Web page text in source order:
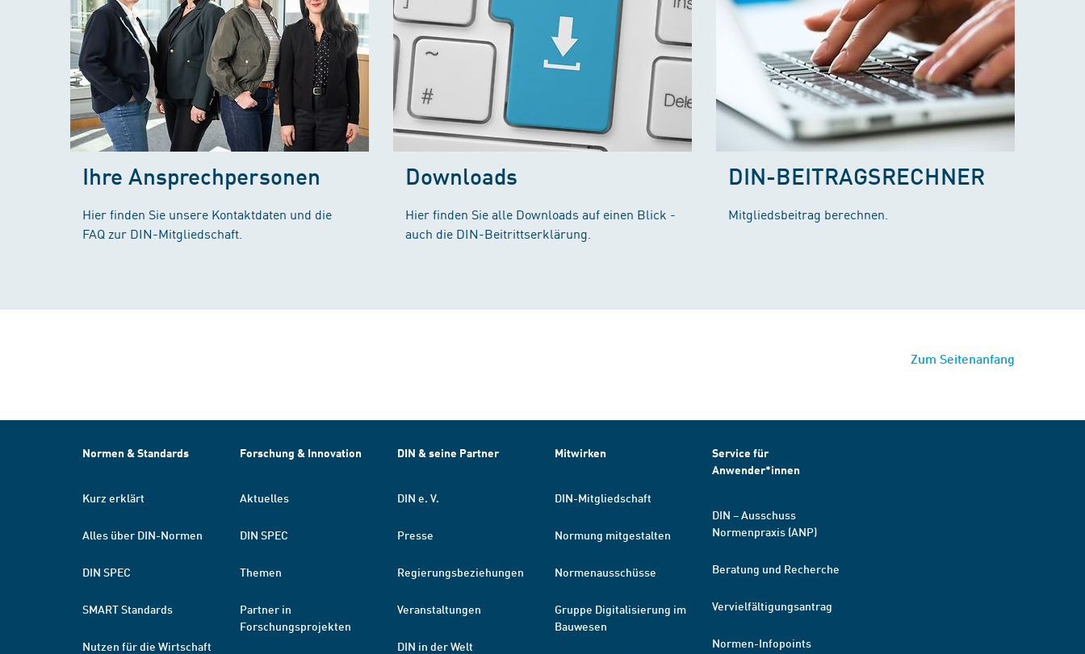
Ihre Ansprechpersonen
Hier finden Sie unsere Kontaktdaten und die
FAQ zur DIN-Mitgliedschaft.
Downloads
Hier finden Sie alle Downloads auf einen Blick -
auch die DIN-Beitrittserklärung.
DIN-BEITRAGSRECHNER
Mitgliedsbeitrag berechnen.
Zum Seitenanfang
Normen & Standards
Kurz erklärt
Alles über DIN-Normen
DIN SPEC
SMART Standards
Nutzen für die Wirtschaft
Forschung & Innovation
Aktuelles
DIN SPEC
Themen
Partner in
Forschungsprojekten
DIN & seine Partner
DIN e. V.
Presse
Regierungsbeziehungen
Veranstaltungen
DIN in der Welt
Mitwirken
DIN-Mitgliedschaft
Normung mitgestalten
Normenausschüsse
Gruppe Digitalisierung im
Bauwesen
Service für
Anwender*innen
DIN – Ausschuss
Normenpraxis (ANP)
Beratung und Recherche
Vervielfältigungsantrag
Normen-Infopoints